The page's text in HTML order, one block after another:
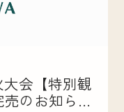
会【特別観
のお知ら